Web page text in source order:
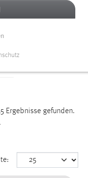
Ergebnisse gefunden.
Funktion der